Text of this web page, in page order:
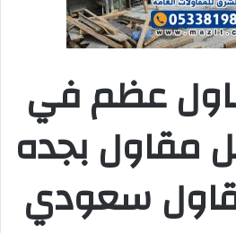
عظم في
مقاول بجده
سعودي